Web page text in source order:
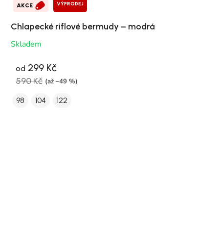
AKCE VÝPRODEJ
Chlapecké riflové bermudy – modrá
Skladem
od 299 Kč
590 Kč (až –49 %)
98 104 122